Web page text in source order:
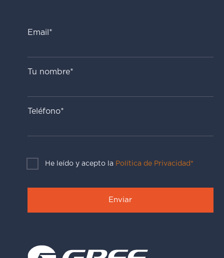
Email*
Tu nombre*
Teléfono*
He leído y acepto la Política de Privacidad*